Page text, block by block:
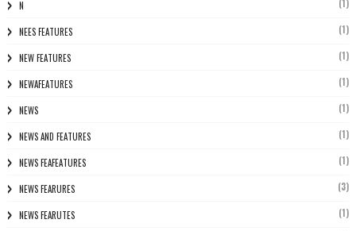
N (1)
NEES FEATURES (1)
NEW FEATURES (1)
NEWAFEATURES (1)
NEWS (1)
NEWS AND FEATURES (1)
NEWS FEAFEATURES (1)
NEWS FEARURES (3)
NEWS FEARUTES (1)